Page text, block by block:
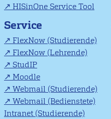
HISinOne Service Tool
Service
FlexNow (Studierende)
FlexNow (Lehrende)
StudIP
Moodle
Webmail (Studierende)
Webmail (Bedienstete)
Intranet (Studierende)